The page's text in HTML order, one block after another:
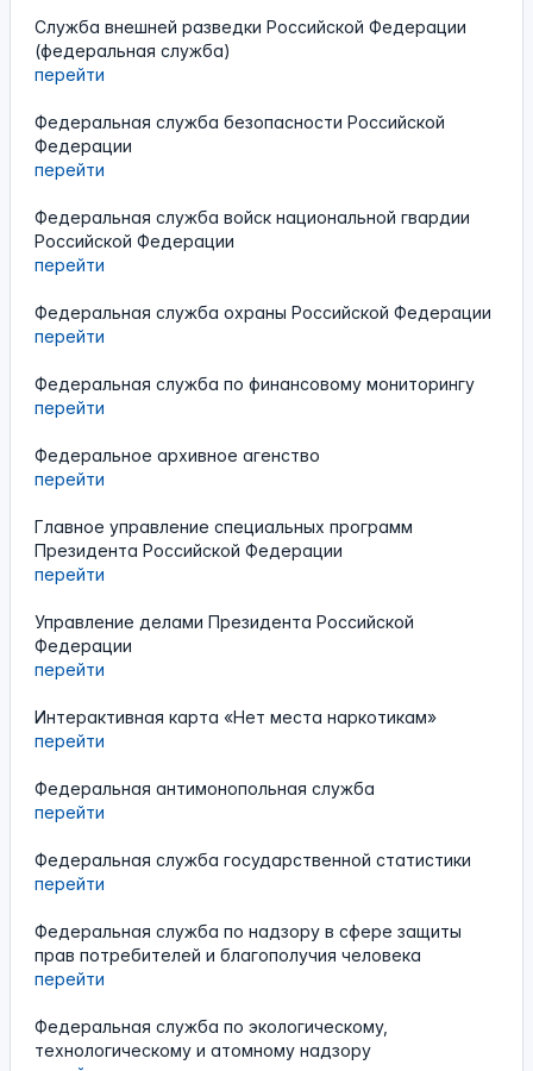
Служба внешней разведки Российской Федерации
(федеральная служба)
перейти
Федеральная служба безопасности Российской
Федерации
перейти
Федеральная служба войск национальной гвардии
Российской Федерации
перейти
Федеральная служба охраны Российской Федерации
перейти
Федеральная служба по финансовому мониторингу
перейти
Федеральное архивное агенство
перейти
Главное управление специальных программ
Президента Российской Федерации
перейти
Управление делами Президента Российской
Федерации
перейти
Интерактивная карта «Нет места наркотикам»
перейти
Федеральная антимонопольная служба
перейти
Федеральная служба государственной статистики
перейти
Федеральная служба по надзору в сфере защиты
прав потребителей и благополучия человека
перейти
Федеральная служба по экологическому,
технологическому и атомному надзору